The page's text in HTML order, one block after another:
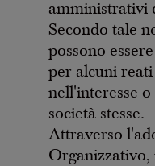
amministrativi
Secondo tale
possono
per alcuni
nell'interesse
società stesse.
Attraverso
Organizzativo,